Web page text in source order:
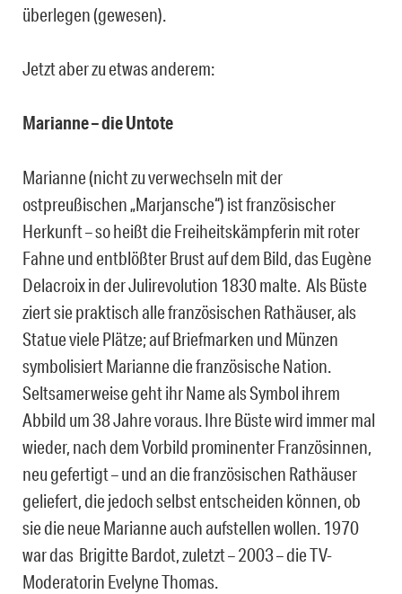
überlegen (gewesen).
Jetzt aber zu etwas anderem:
Marianne – die Untote
Marianne (nicht zu verwechseln mit der
ostpreußischen „Marjansche“) ist französischer
Herkunft – so heißt die Freiheitskämpferin mit roter
Fahne und entblößter Brust auf dem Bild, das Eugène
Delacroix in der Julirevolution 1830 malte. Als Büste
ziert sie praktisch alle französischen Rathäuser, als
Statue viele Plätze; auf Briefmarken und Münzen
symbolisiert Marianne die französische Nation.
Seltsamerweise geht ihr Name als Symbol ihrem
Abbild um 38 Jahre voraus. Ihre Büste wird immer mal
wieder, nach dem Vorbild prominenter Französinnen,
neu gefertigt – und an die französischen Rathäuser
geliefert, die jedoch selbst entscheiden können, ob
sie die neue Marianne auch aufstellen wollen. 1970
war das Brigitte Bardot, zuletzt – 2003 – die TV-
Moderatorin Evelyne Thomas.